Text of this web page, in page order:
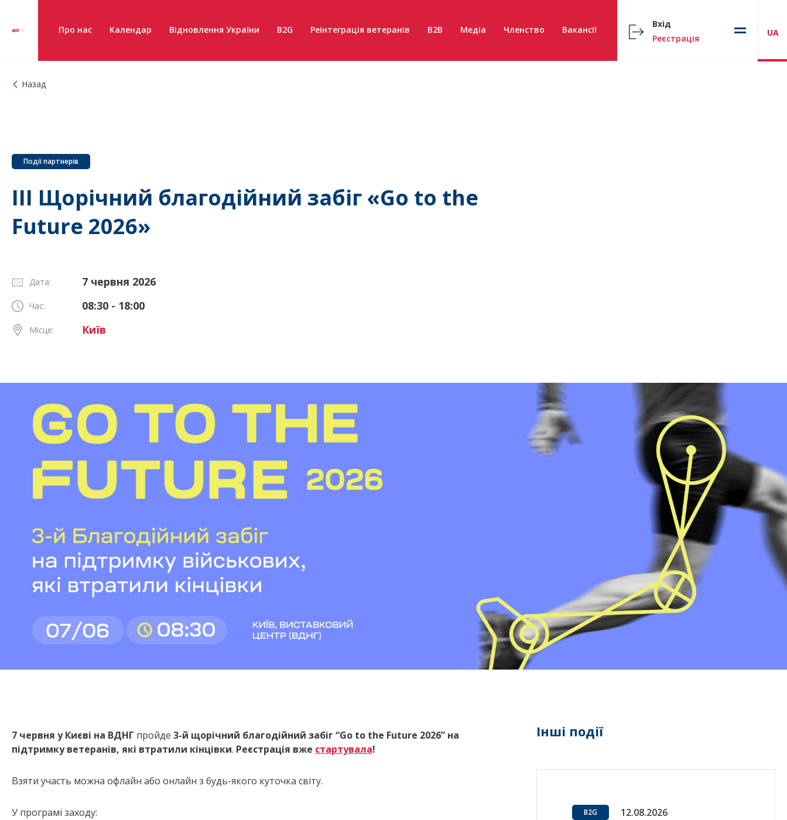
Про нас Календар Відновлення України B2G Реінтеграція ветеранів B2B Медіа Членство Вакансії
Вхід
Реєстрація
UA
Назад
Події партнерів
III Щорічний благодійний забіг «Go to the
Future 2026»
Дата: 7 червня 2026
Час: 08:30 - 18:00
Місце: Київ
7 червня у Києві на ВДНГ пройде 3-й щорічний благодійний забіг “Go to the Future 2026” на
підтримку ветеранів, які втратили кінцівки. Реєстрація вже стартувала!
Взяти участь можна офлайн або онлайн з будь-якого куточка світу.
У програмі заходу:
Інші події
B2G 12.08.2026